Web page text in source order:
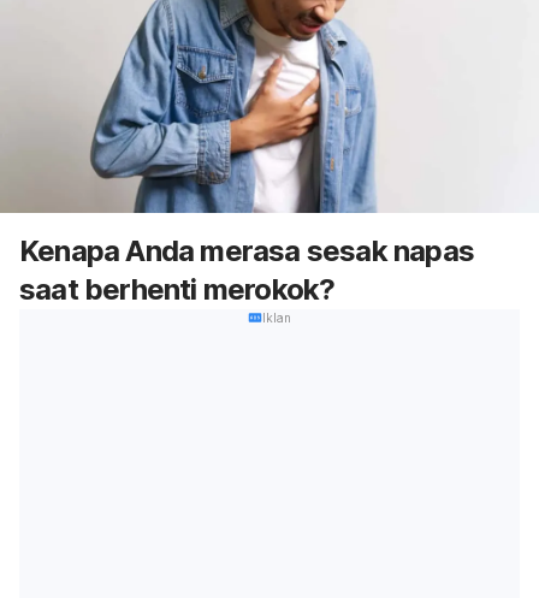
Kenapa Anda merasa sesak napas
saat berhenti merokok?
Iklan